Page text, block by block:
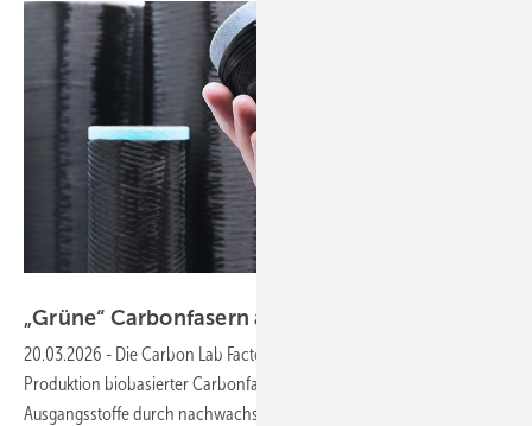
„Grüne“ Carbonfasern aus der
20.03.2026 - Die Carbon Lab Factory Lausitz soll künftig die
Produktion biobasierter Carbonfasern ermöglichen und so fossile
Ausgangsstoffe durch nachwachsende Rohstoffe ersetzen. Eine